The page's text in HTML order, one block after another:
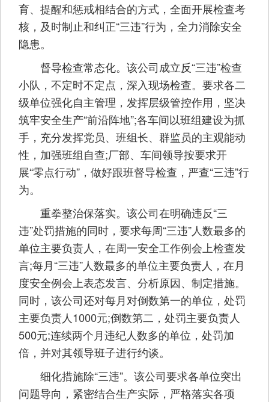
育、提醒和惩戒相结合的方式，全面开展检查考
核，及时制止和纠正“三违”行为，全力消除安全
隐患。
督导检查常态化。该公司成立反“三违”检查
小队，不定时不定点，深入现场检查。要求各二
级单位强化自主管理，发挥层级管控作用，坚决
筑牢安全生产“前沿阵地”;各车间以班组建设为抓
手，充分发挥党员、班组长、群监员的主观能动
性，加强班组自查;厂部、车间领导按要求开
展“零点行动”，做好跟班督导检查，严查“三违”行
为。
重拳整治保落实。该公司在明确违反“三
违”处罚措施的同时，要求每周“三违”人数最多的
单位主要负责人，在周一安全工作例会上检查发
言;每月“三违”人数最多的单位主要负责人，在月
度安全例会上表态发言、分析原因、制定措施。
同时，该公司还对每月对倒数第一的单位，处罚
主要负责人1000元;倒数第二，处罚主要负责人
500元;连续两个月违纪人数多的单位，处罚加
倍，并对其领导班子进行约谈。
细化措施除“三违”。该公司要求各单位突出
问题导向，紧密结合生产实际，严格落实各项